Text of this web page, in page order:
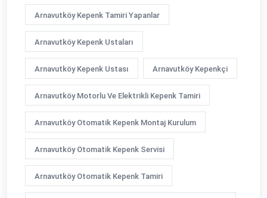
Arnavutköy Kepenk Tamiri Yapanlar
Arnavutköy Kepenk Ustaları
Arnavutköy Kepenk Ustası Arnavutköy Kepenkçi
Arnavutköy Motorlu Ve Elektrikli Kepenk Tamiri
Arnavutköy Otomatik Kepenk Montaj Kurulum
Arnavutköy Otomatik Kepenk Servisi
Arnavutköy Otomatik Kepenk Tamiri